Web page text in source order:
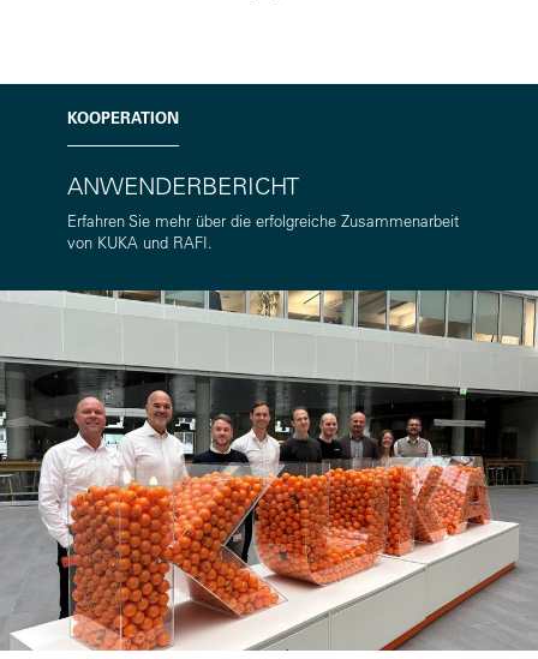
KOOPERATION
ANWENDERBERICHT
Erfahren Sie mehr über die erfolgreiche Zusammenarbeit
von KUKA und RAFI.